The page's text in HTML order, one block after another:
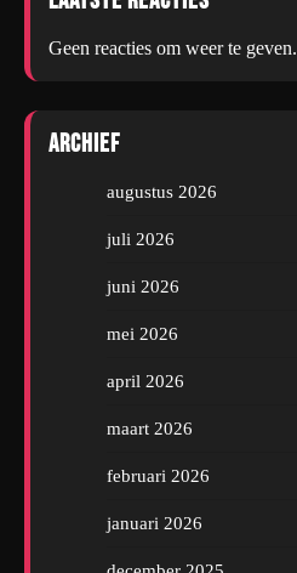
Geen reacties om weer te geven.
Archief
augustus 2026
juli 2026
juni 2026
mei 2026
april 2026
maart 2026
februari 2026
januari 2026